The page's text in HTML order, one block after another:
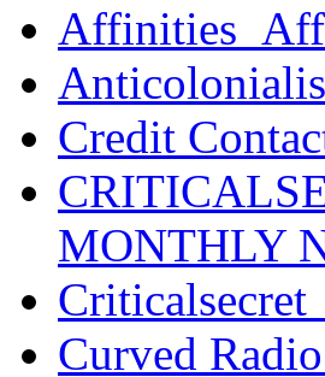
Credit
MONTHLY
Curved